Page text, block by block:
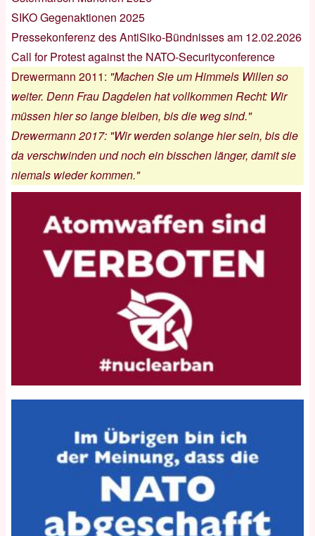
SIKO Gegenaktionen 2025
Pressekonferenz des AntiSiko-Bündnisses am 12.02.2026
Call for Protest against the NATO-Securityconference
Drewermann 2011: "Machen Sie um Himmels Willen so
weiter. Denn Frau Dagdelen hat vollkommen Recht: Wir
müssen hier so lange bleiben, bis die weg sind."
Drewermann 2017: "Wir werden solange hier sein, bis die
da verschwinden und noch ein bisschen länger, damit sie
niemals wieder kommen."